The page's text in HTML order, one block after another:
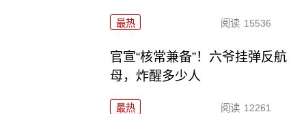
最热 阅读 15536
官宣“核常兼备”！六爷挂弹反航
母，炸醒多少人
最热 阅读 12261